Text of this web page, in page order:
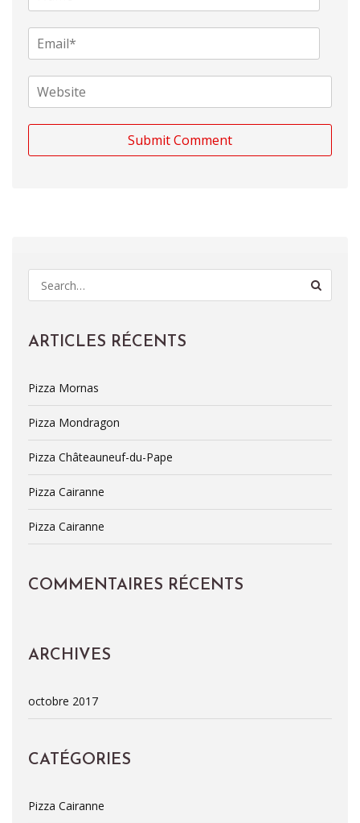
S
c
o
r
:
ARTICLES RÉCENTS
Pizza Mornas
Pizza Mondragon
Pizza Châteauneuf-du-Pape
Pizza Cairanne
Pizza Cairanne
COMMENTAIRES RÉCENTS
ARCHIVES
octobre 2017
CATÉGORIES
Pizza Cairanne